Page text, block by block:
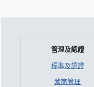
管理及認證
標準及認證
營商管理